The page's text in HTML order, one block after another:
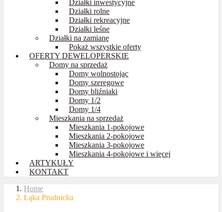
Działki inwestycyjne
Działki rolne
Działki rekreacyjne
Działki leśne
Działki na zamianę
Pokaż wszystkie oferty
OFERTY DEWELOPERSKIE
Domy na sprzedaż
Domy wolnostojąc
Domy szeregowe
Domy bliźniaki
Domy 1/2
Domy 1/4
Mieszkania na sprzedaż
Mieszkania 1-pokojowe
Mieszkania 2-pokojowe
Mieszkania 3-pokojowe
Mieszkania 4-pokojowe i więcej
ARTYKUŁY
KONTAKT
Home
Łąka Prudnicka